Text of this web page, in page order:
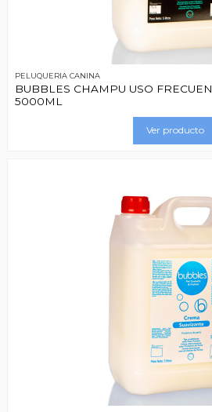
PELUQUERIA CANINA
BUBBLES CHAMPU USO
5000ML
Ver producto